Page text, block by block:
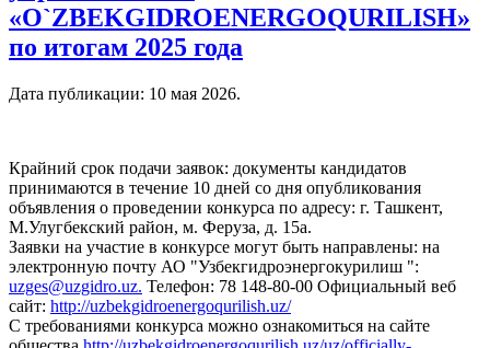
«O`ZBEKGIDROENERGOQURILISH»
по итогам 2025 года
Дата публикации: 10 мая 2026.
Крайний срок подачи заявок: документы кандидатов
принимаются в течение 10 дней со дня опубликования
объявления о проведении конкурса по адресу: г. Ташкент,
М.Улугбекский район, м. Феруза, д. 15а.
Заявки на участие в конкурсе могут быть направлены: на
электронную почту АО "Узбекгидроэнергокурилиш ":
uzges@uzgidro.uz. Телефон: 78 148-80-00 Официальный веб
сайт: http://uzbekgidroenergoqurilish.uz/
С требованиями конкурса можно ознакомиться на сайте